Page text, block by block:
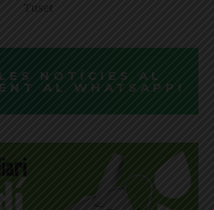
Tuset
NOTÍCIES AL
AL WHATSAPP!